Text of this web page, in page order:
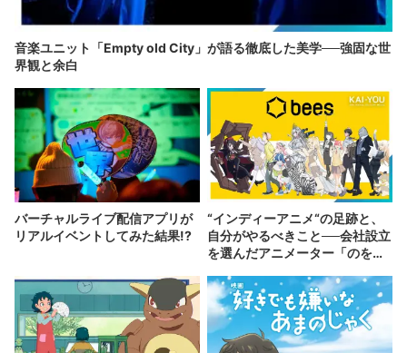
音楽ユニット「Empty old City」が語る徹底した美学──強固な世
界観と余白
バーチャルライブ配信アプリが
リアルイベントしてみた結果!?
“インディーアニメ“の足跡と、
自分がやるべきこと──会社設立
を選んだアニメーター「のを